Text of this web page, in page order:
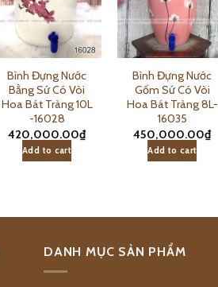
Bình Đựng Nước
Bằng Sứ Có Vòi
Hoa Bát Tràng 10L
-16028
420,000.00₫
Add to cart
Bình Đựng Nước
Gốm Sứ Có Vòi
Hoa Bát Tràng 8L-
16035
450,000.00₫
Add to cart
DANH MỤC SẢN PHẨM